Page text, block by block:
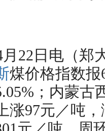
22日电（郑
煤价格指数
；内蒙古
涨97元／吨